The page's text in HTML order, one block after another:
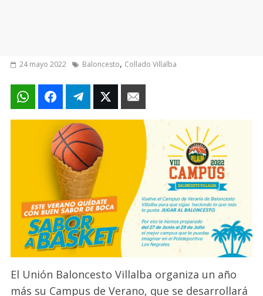
24 mayo 2022 Baloncesto, Collado Villalba
El Unión Baloncesto Villalba organiza un año
más su Campus de Verano, que se desarrollará